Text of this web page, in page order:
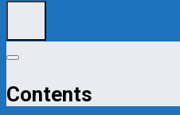
Contents